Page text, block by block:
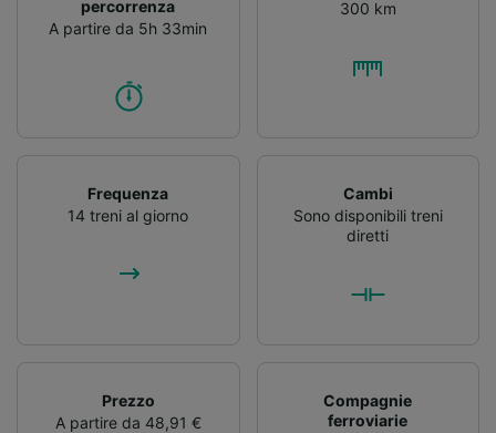
percorrenza
A partire da 5h 33min
300 km
Frequenza
14 treni al giorno
Cambi
Sono disponibili treni
diretti
Prezzo
A partire da 48,91 €
Compagnie
ferroviarie
accedervi. Pubblicità e contenuti
personalizzati, misurazione delle prestazioni
dei contenuti e degli annunci, ricerche sul
pubblico, sviluppo di servizi.